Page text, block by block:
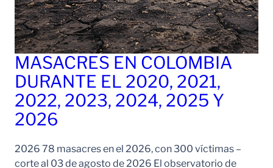
MASACRES EN COLOMBIA
DURANTE EL 2020, 2021,
2022, 2023, 2024, 2025 Y
2026
2026 78 masacres en el 2026, con 300 víctimas –
corte al 03 de agosto de 2026 El observatorio de